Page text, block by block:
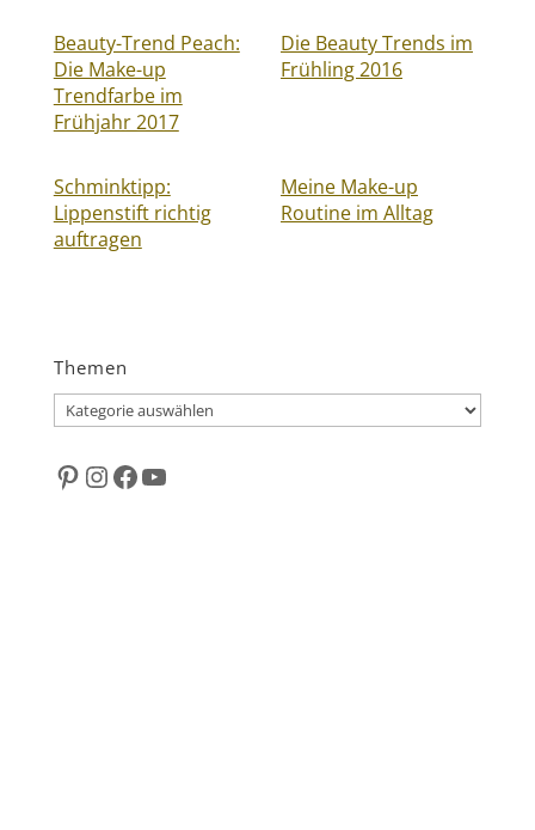
Beauty-Trend Peach:
Die Make-up
Trendfarbe im
Frühjahr 2017
Die Beauty Trends im
Frühling 2016
Schminktipp:
Lippenstift richtig
auftragen
Meine Make-up
Routine im Alltag
Themen
Themen
Pinterest
Instagram
Facebook
YouTube